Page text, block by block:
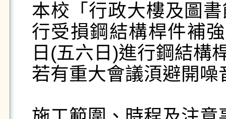
本校「行政大樓及圖
行受損鋼結構桿件補
日(五六日)進行鋼結構
若有重大會議湏避開